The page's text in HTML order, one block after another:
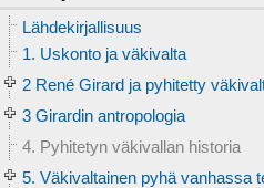
Lähdekirjallisuus
1. Uskonto ja väkivalta
2 René Girard ja pyhitetty
3 Girardin antropologia
4. Pyhitetyn väkivallan historia
5. Väkivaltainen pyhä vanhassa